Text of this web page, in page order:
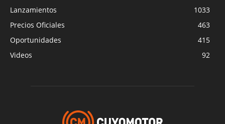
Lanzamientos
1033
Precios Oficiales
463
Oportunidades
415
Videos
92